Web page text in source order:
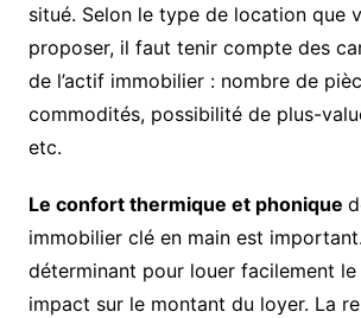
situé. Selon le type de location que
proposer, il faut tenir compte des
de l’actif immobilier : nombre de
commodités, possibilité de plus-
etc.
Le confort thermique et phonique
immobilier clé en main est
déterminant pour louer facilement
impact sur le montant du loyer. La